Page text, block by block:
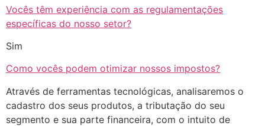
Vocês têm experiência com as regulamentações
específicas do nosso setor?
Sim
Como vocês podem otimizar nossos impostos?
Através de ferramentas tecnológicas, analisaremos o
cadastro dos seus produtos, a tributação do seu
segmento e sua parte financeira, com o intuito de